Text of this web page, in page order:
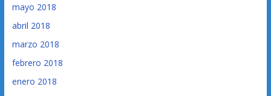
mayo 2018
abril 2018
marzo 2018
febrero 2018
enero 2018